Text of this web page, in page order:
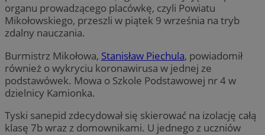
organu prowadzącego placówkę, czyli Powiatu
Mikołowskiego, przeszli w piątek 9 września na tryb
zdalny nauczania.
Burmistrz Mikołowa, Stanisław Piechula, powiadomił
również o wykryciu koronawirusa w jednej ze
podstawówek. Mowa o Szkole Podstawowej nr 4 w
dzielnicy Kamionka.
Tyski sanepid zdecydował się skierować na izolację całą
klasę 7b wraz z domownikami. U jednego z uczniów